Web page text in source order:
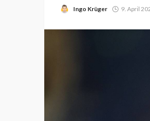
Ingo Krüger 9. April